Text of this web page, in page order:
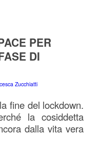
PER
DI
Zucchiatti
fine del lockdown.
la cosiddetta
dalla vita vera